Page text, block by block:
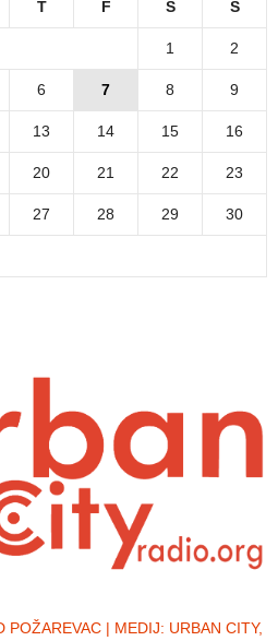
T F S S
1 2
6 7 8 9
13 14 15 16
20 21 22 23
27 28 29 30
POŽAREVAC | MEDIJ: URBAN CITY,